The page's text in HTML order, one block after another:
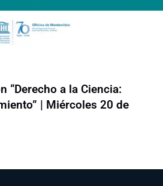
“Derecho a la Ciencia:
| Miércoles 20 de